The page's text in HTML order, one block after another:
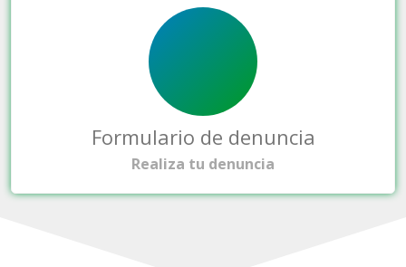
Formulario de denuncia
Realiza tu denuncia